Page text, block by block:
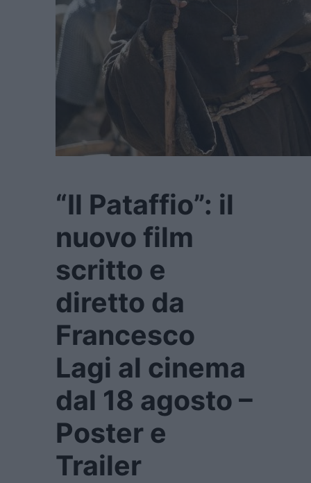
“Il Pataffio”: il
nuovo film
scritto e
diretto da
Francesco
Lagi al cinema
dal 18 agosto –
Poster e
Trailer